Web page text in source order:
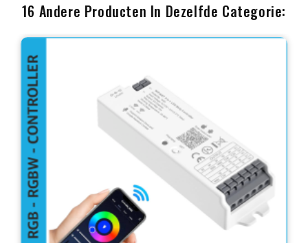
16 Andere Producten In Dezelfde Categorie: